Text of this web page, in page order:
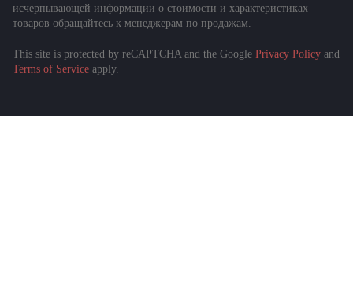
исчерпывающей информации о стоимости и характеристиках
товаров обращайтесь к менеджерам по продажам.
This site is protected by reCAPTCHA and the Google Privacy Policy and
Terms of Service apply.
Подобрать спецтехнику
за 1 минуту